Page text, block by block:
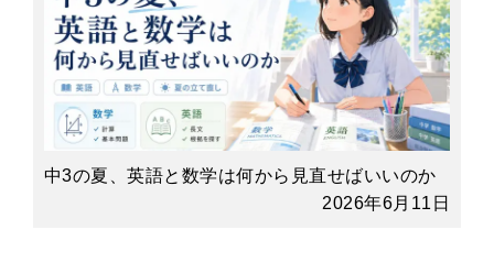
中3の夏、英語と数学は何から見直せばいいのか
2026年6月11日